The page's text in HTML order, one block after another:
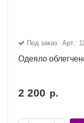
Под заказ Арт.:
Одеяло
2 200 р.